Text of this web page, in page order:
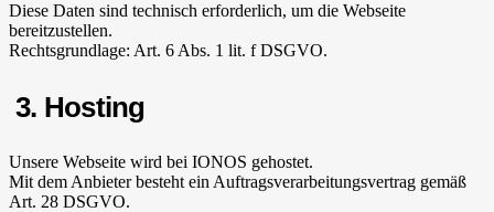
Diese Daten sind technisch erforderlich, um die Webseite
bereitzustellen.
Rechtsgrundlage: Art. 6 Abs. 1 lit. f DSGVO.
3. Hosting
Unsere Webseite wird bei IONOS gehostet.
Mit dem Anbieter besteht ein Auftragsverarbeitungsvertrag gemäß
Art. 28 DSGVO.